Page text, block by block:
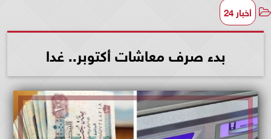
أخبار 24
بدء صرف معاشات أكتوبر.. غدا